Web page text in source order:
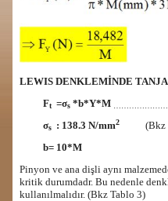
LEWIS DENKLEMİNDE
Ft =σs *b*Y*M
σs : 138.3 N/mm2
(Bkz
b= 10*M
Pinyon ve ana dişli aynı
kritik durumdadr. Bu nedenle
kullanılmalıdır. (Bkz Tablo 3)